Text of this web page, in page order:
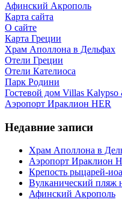
Афинский Акрополь
Карта сайта
О сайте
Карта Греции
Храм Аполлона в Дельфах
Отели Греции
Отели Кателиоса
Парк Родини
Гостевой дом Villas
Аэропорт Ираклион HER
Недавние записи
Храм Аполлона в
Аэропорт Ираклион
Крепость рыцарей-
Вулканический пляж
Афинский Акрополь